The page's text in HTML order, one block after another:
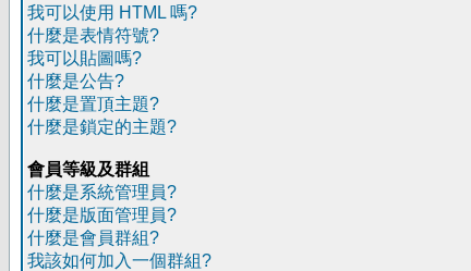
我可以使用 HTML 嗎?
什麼是表情符號?
我可以貼圖嗎?
什麼是公告?
什麼是置頂主題?
什麼是鎖定的主題?
會員等級及群組
什麼是系統管理員?
什麼是版面管理員?
什麼是會員群組?
我該如何加入一個群組?